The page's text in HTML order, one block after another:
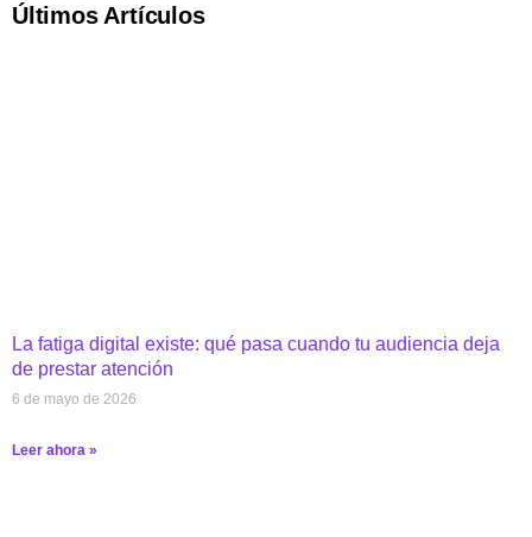
Últimos Artículos
La fatiga digital existe: qué pasa cuando tu audiencia deja
de prestar atención
6 de mayo de 2026
Leer ahora »